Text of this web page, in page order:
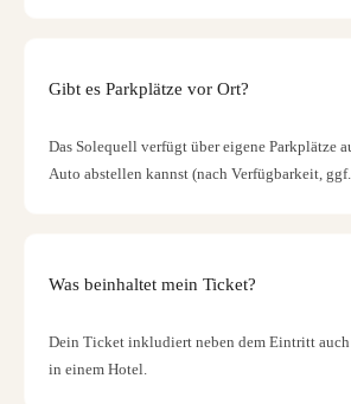
Gibt es Parkplätze vor Ort?
Das Solequell verfügt über eigene Parkplätze
Auto abstellen kannst (nach Verfügbarkeit,
Was beinhaltet mein Ticket?
Dein Ticket inkludiert neben dem Eintritt
in einem Hotel.